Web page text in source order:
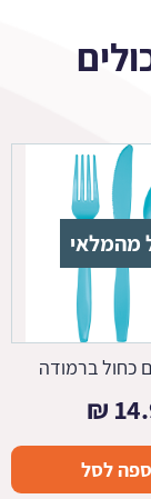
מהמלאי
כחול ברמודה
₪
לסל